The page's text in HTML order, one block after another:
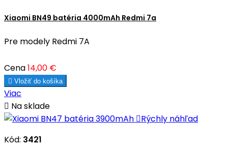
Xiaomi BN49 batéria 4000mAh Redmi 7a
Pre modely Redmi 7A
Cena14,00 €
 Vložiť do košíka
Viac
 Na sklade
Rýchly náhľad
Kód: 3421